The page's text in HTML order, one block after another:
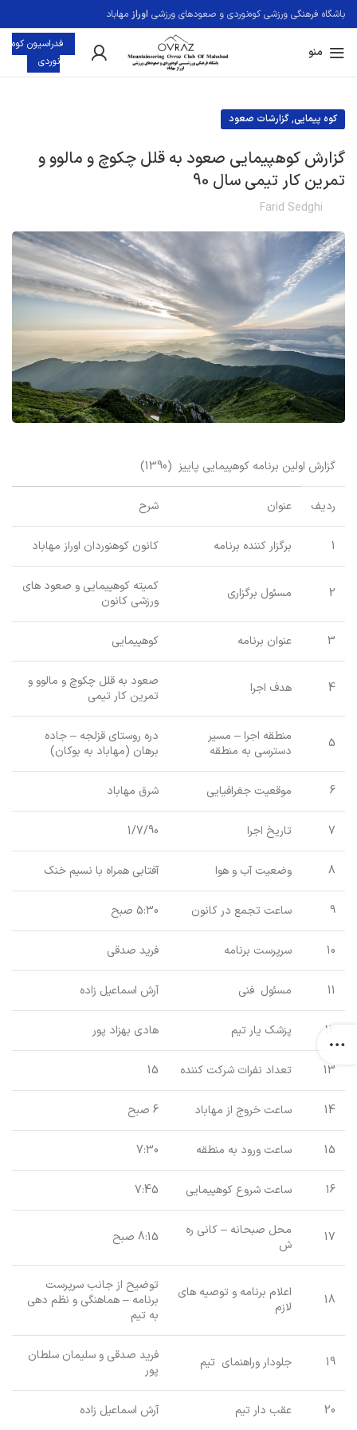
باشگاه فرهنگی ورزشی کوه‌نوردی و صعودهای ورزشی اوراز مهاباد
منو
فدراسيون کوه
نوردی
کوه پیمایی,گزارشات صعود
گزارش کوهپیمایی صعود به قلل چکوچ و مالوو و
تمرین کار تیمی سال 90
Farid Sedghi
گزارش اولین برنامه کوهپیمایی پاییز (1390)
ردیف عنوان شرح
1 برگزار کننده برنامه کانون کوهنوردان اوراز مهاباد
2 مسئول برگزاری
کمیته کوهپیمایی و صعود های
ورزشی کانون
3 عنوان برنامه کوهپیمایی
4 هدف اجرا
صعود به قلل چکوچ و مالوو و
تمرین کار تیمی
5
منطقه اجرا – مسیر
دسترسی به منطقه
دره روستای قزلجه – جاده
برهان (مهاباد به بوکان)
6 موقعیت جغرافیایی شرق مهاباد
7 تاریخ اجرا 1/7/90
8 وضعیت آب و هوا آفتابی همراه با نسیم خنک
9 ساعت تجمع در کانون 5:30 صبح
10 سرپرست برنامه فرید صدقی
11 مسئول فنی آرش اسماعیل زاده
12 پزشک یار تیم هادی بهزاد پور
13 تعداد نفرات شرکت کننده 15
14 ساعت خروج از مهاباد 6 صبح
15 ساعت ورود به منطقه 7:30
16 ساعت شروع کوهپیمایی 7:45
17
محل صبحانه – کانی ره
ش
8:15 صبح
18
اعلام برنامه و توصیه های
لازم
توضیح از جانب سرپرست
برنامه – هماهنگی و نظم دهی
به تیم
19 جلودار وراهنمای تیم
فرید صدقی و سلیمان سلطان
پور
20 عقب دار تیم آرش اسماعیل زاده